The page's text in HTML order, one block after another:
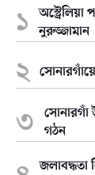
নুরুজ্জামান
সোনারগাঁ
গঠন
জলাবদ্ধতা